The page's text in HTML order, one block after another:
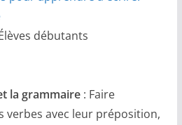
débutants
la grammaire: Faire
verbes avec leur préposition,